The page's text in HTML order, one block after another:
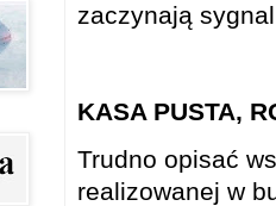
zaczynają
KASA PUSTA,
Trudno opisać
realizowanej w